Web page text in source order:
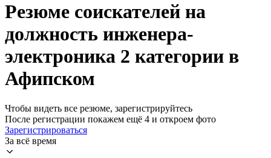
Резюме соискателей на
должность инженера-
электроника 2 категории в
Афипском
Чтобы видеть все резюме, зарегистрируйтесь
После регистрации покажем ещё 4 и откроем фото
Зарегистрироваться
За всё время